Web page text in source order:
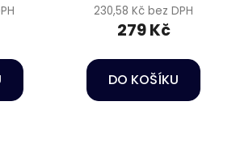
230,58 Kč bez DPH
279 Kč
DO KOŠÍKU